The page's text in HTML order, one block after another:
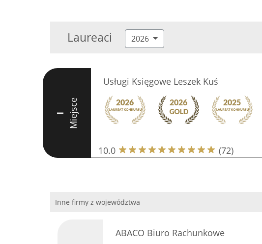
Laureaci 2026
I Miejsce
Usługi Księgowe Leszek Kuś
10.0 (72)
Inne firmy z województwa
ABACO Biuro Rachunkowe